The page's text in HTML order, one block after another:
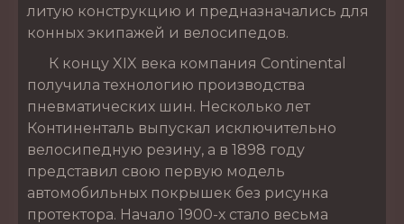
литую конструкцию и предназначались для
конных экипажей и велосипедов.
К концу XIX века компания Continental
получила технологию производства
пневматических шин. Несколько лет
Континенталь выпускал исключительно
велосипедную резину, а в 1898 году
представил свою первую модель
автомобильных покрышек без рисунка
протектора. Начало 1900-х стало весьма